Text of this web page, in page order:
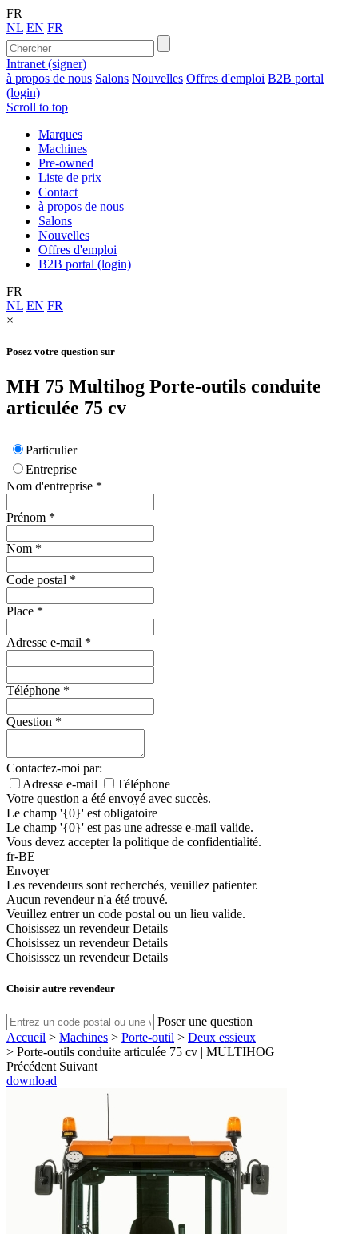
FR
NL EN FR
Intranet (signer)
à propos de nous Salons Nouvelles Offres d'emploi B2B portal
(login)
Scroll to top
Marques
Machines
Pre-owned
Liste de prix
Contact
à propos de nous
Salons
Nouvelles
Offres d'emploi
B2B portal (login)
FR
NL EN FR
×
Posez votre question sur
MH 75 Multihog Porte-outils conduite
articulée 75 cv
Particulier
Entreprise
Nom d'entreprise *
Prénom *
Nom *
Code postal *
Place *
Adresse e-mail *
Téléphone *
Question *
Contactez-moi par:
Adresse e-mail
Téléphone
Votre question a été envoyé avec succès.
Le champ '{0}' est obligatoire
Le champ '{0}' est pas une adresse e-mail valide.
Vous devez accepter la politique de confidentialité.
fr-BE
Envoyer
Les revendeurs sont recherchés, veuillez patienter.
Aucun revendeur n'a été trouvé.
Veuillez entrer un code postal ou un lieu valide.
Choisissez un revendeur Details
Choisissez un revendeur Details
Choisissez un revendeur Details
Choisir autre revendeur
Poser une question
Accueil > Machines > Porte-outil > Deux essieux
> Porte-outils conduite articulée 75 cv | MULTIHOG
Précédent Suivant
download